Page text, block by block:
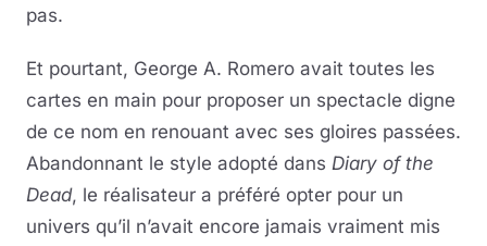
pas.
Et pourtant, George A. Romero avait toutes les
cartes en main pour proposer un spectacle digne
de ce nom en renouant avec ses gloires passées.
Abandonnant le style adopté dans Diary of the
Dead, le réalisateur a préféré opter pour un
univers qu’il n’avait encore jamais vraiment mis